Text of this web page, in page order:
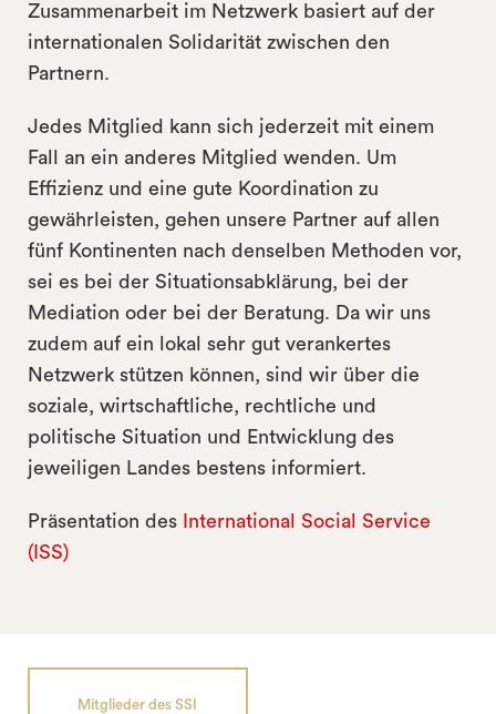
Zusammenarbeit im Netzwerk basiert auf der
internationalen Solidarität zwischen den
Partnern.
Jedes Mitglied kann sich jederzeit mit einem
Fall an ein anderes Mitglied wenden. Um
Effizienz und eine gute Koordination zu
gewährleisten, gehen unsere Partner auf allen
fünf Kontinenten nach denselben Methoden vor,
sei es bei der Situationsabklärung, bei der
Mediation oder bei der Beratung. Da wir uns
zudem auf ein lokal sehr gut verankertes
Netzwerk stützen können, sind wir über die
soziale, wirtschaftliche, rechtliche und
politische Situation und Entwicklung des
jeweiligen Landes bestens informiert.
Präsentation des
International Social Service
(ISS)
Mitglieder des SSI